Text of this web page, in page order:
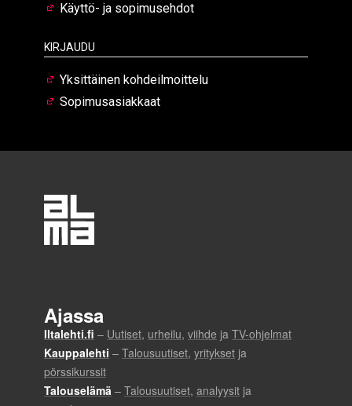
Käyttö- ja sopimusehdot
Kirjaudu
Yksittäinen kohdeilmoittelu
Sopimusasiakkaat